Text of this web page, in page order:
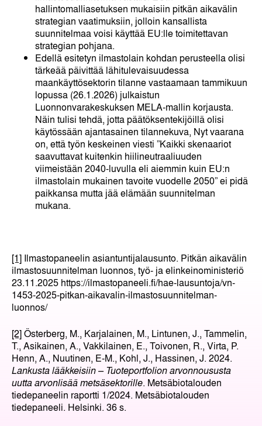
hallintomalliasetuksen mukaisiin pitkän aikavälin
strategian vaatimuksiin, jolloin kansallista
suunnitelmaa voisi käyttää EU:lle toimitettavan
strategian pohjana.
Edellä esitetyn ilmastolain kohdan perusteella olisi
tärkeää päivittää lähitulevaisuudessa
maankäyttösektorin tilanne vastaamaan tammikuun
lopussa (26.1.2026) julkaistun
Luonnonvarakeskuksen MELA-mallin korjausta.
Näin tulisi tehdä, jotta päätöksentekijöillä olisi
käytössään ajantasainen tilannekuva, Nyt vaarana
on, että työn keskeinen viesti ”Kaikki skenaariot
saavuttavat kuitenkin hiilineutraaliuuden
viimeistään 2040-luvulla eli aiemmin kuin EU:n
ilmastolain mukainen tavoite vuodelle 2050” ei pidä
paikkansa mutta jää elämään suunnitelman
mukana.
[1] Ilmastopaneelin asiantuntijalausunto. Pitkän aikavälin
ilmastosuunnitelman luonnos, työ- ja elinkeinoministeriö
23.11.2025 https://ilmastopaneeli.fi/hae-lausuntoja/vn-
1453-2025-pitkan-aikavalin-ilmastosuunnitelman-
luonnos/
[2]Österberg, M., Karjalainen, M., Lintunen, J., Tammelin,
T., Asikainen, A., Vakkilainen, E., Toivonen, R., Virta, P.
Henn, A., Nuutinen, E-M., Kohl, J., Hassinen, J. 2024.
Lankusta lääkkeisiin – Tuoteportfolion arvonnoususta
uutta arvonlisää metsäsektorille. Metsäbiotalouden
tiedepaneelin raportti 1/2024. Metsäbiotalouden
tiedepaneeli. Helsinki. 36 s.